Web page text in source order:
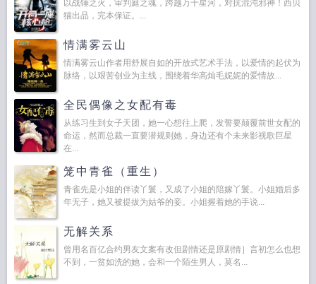
以战锤之火，审判庭之魂，跨越万千星河，对抗混沌邪神！西贝
猫出品，完本保证。...
情满雾云山
情满雾云山作者用舒展自如的开放式艺术手法，以爱情的起伏为
脉络，以艰苦创业为主线，围绕着华高灿毛妮妮的爱情故...
全民偶像之女配有毒
从练习生到女子天团，她一心想往上爬，发誓要颠覆前世女配的
命运，然而总裁一直要潜规则她，身边还有个未来影视歌巨星
在...
笼中青雀（重生）
青雀先是小姐的伴读丫鬟，又成了小姐的陪嫁丫鬟。小姐婚后多
年无子，她又被提拔为姑爷的妾。小姐握着她的手说...
无解关系
曾用名百亿合约男友文案有改但剧情还是原剧情］言初怎么也想
不到，一贫如洗的她，会和一个陌生男人，莫名...